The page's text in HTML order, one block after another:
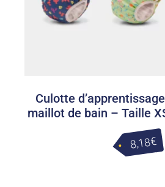
Culotte
maillot de bain – Taille
8,18€